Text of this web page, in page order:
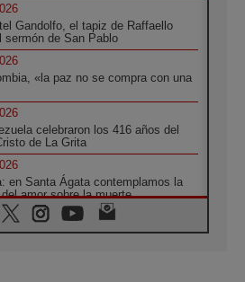
Gandolfo, el tapiz de Raffaello
sermón de San Pablo
«la paz no se compra con una
celebraron los 416 años del
de La Grita
en Santa Ágata contemplamos la
amor sobre la muerte
visitará el Santuario de la Madre